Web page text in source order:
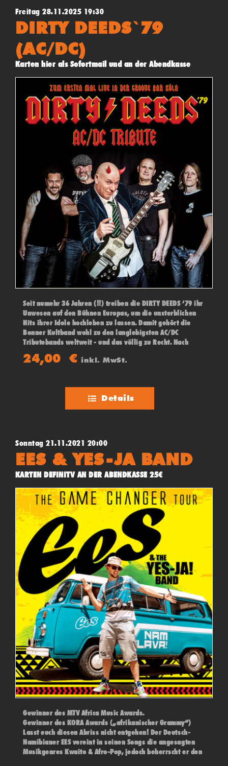
Freitag 28.11.2025 19:30
DIRTY DEEDS`79
(AC/DC)
Karten hier als Sofortmail und an der Abendkasse
Seit numehr 36 Jahren (!!) treiben die DIRTY DEEDS ‘79 ihr
Unwesen auf den Bühnen Europas, um die unsterblichen
Hits ihrer Idole hochleben zu lassen. Damit gehört die
Bonner Kultband wohl zu den langlebigsten AC/DC
Tributebands weltweit - und das völlig zu Recht. Nach
DEEDS `79 immer noch als Inbegriff einer Power-
24,00€ inkl. MwSt.
Details
Sonntag 21.11.2021 20:00
EES & YES-JA BAND
KARTEN DEFINITV AN DER ABENDKASSE 25€
Gewinner des MTV Africa Music Awards.
Gewinner des KORA Awards („afrikanischer Grammy“)
Lasst euch diesen Abriss nicht entgehen! Der Deutsch-
Namibianer EES vereint in seinen Songs die angesagten
Musikgenres Kwaito & Afro-Pop, jedoch beherrscht er den